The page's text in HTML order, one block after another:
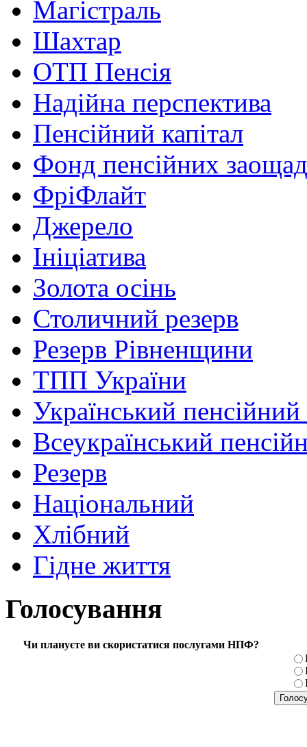
Магістраль
Шахтар
ОТП Пенсія
Надійна перспектива
Пенсійний капітал
Фонд пенсійних
ФріФлайт
Джерело
Ініціатива
Золота осінь
Столичний резерв
Резерв Рівненщини
ТПП України
Український
Всеукраїнський
Резерв
Національний
Хлібний
Гідне життя
Голосування
Чи плануєте ви скористатися послугами НПФ?